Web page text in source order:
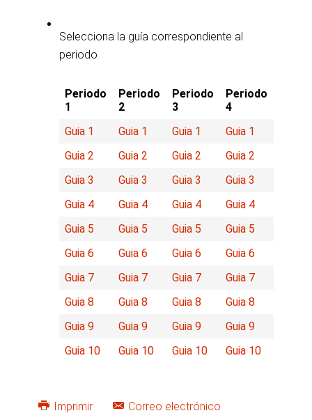
Selecciona la guía correspondiente al
periodo
Periodo
1
Periodo
2
Periodo
3
Periodo
4
Guia 1
Guia 1 Guia 1
Guia 1
Guia 2
Guia 2 Guia 2
Guia 2
Guia 3
Guia 3 Guia 3
Guia 3
Guia 4
Guia 4 Guia 4
Guia 4
Guia 5
Guia 5 Guia 5
Guia 5
Guia 6
Guia 6 Guia 6
Guia 6
Guia 7
Guia 7 Guia 7
Guia 7
Guia 8
Guia 8 Guia 8
Guia 8
Guia 9
Guia 9 Guia 9
Guia 9
Guia 10
Guia 10 Guia 10 Guia 10
Imprimir Correo electrónico